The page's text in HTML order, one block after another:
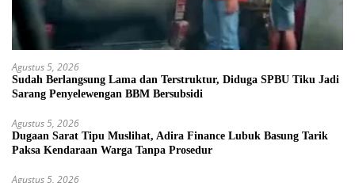
Agustus 5, 2026
Sudah Berlangsung Lama dan Terstruktur, Diduga SPBU Tiku Jadi
Sarang Penyelewengan BBM Bersubsidi
Agustus 5, 2026
Dugaan Sarat Tipu Muslihat, Adira Finance Lubuk Basung Tarik
Paksa Kendaraan Warga Tanpa Prosedur
Agustus 5, 2026